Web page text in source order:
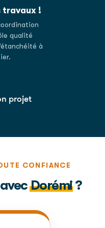
travaux !
qualité
à
projet
CONFIANCE
Dorémi ?